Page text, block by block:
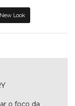
Look
o foco da